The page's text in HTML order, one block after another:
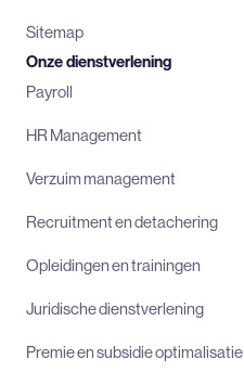
Sitemap
Onze dienstverlening
Payroll
HR Management
Verzuim management
Recruitment en detachering
Opleidingen en trainingen
Juridische dienstverlening
Premie en subsidie optimalisatie